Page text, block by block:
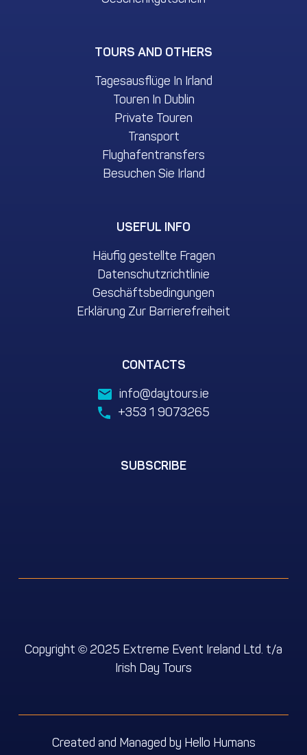
TOURS AND OTHERS
Tagesausflüge In Irland
Touren In Dublin
Private Touren
Transport
Flughafentransfers
Besuchen Sie Irland
USEFUL INFO
Häufig gestellte Fragen
Datenschutzrichtlinie
Geschäftsbedingungen
Erklärung Zur Barrierefreiheit
CONTACTS
info@daytours.ie
+353 1 9073265
SUBSCRIBE
Copyright © 2025 Extreme Event Ireland Ltd. t/a
Irish Day Tours
Created and Managed by Hello Humans
We use cookies for the best experience on our website, for
social media features and to analyse traffic. By accepting
Customise